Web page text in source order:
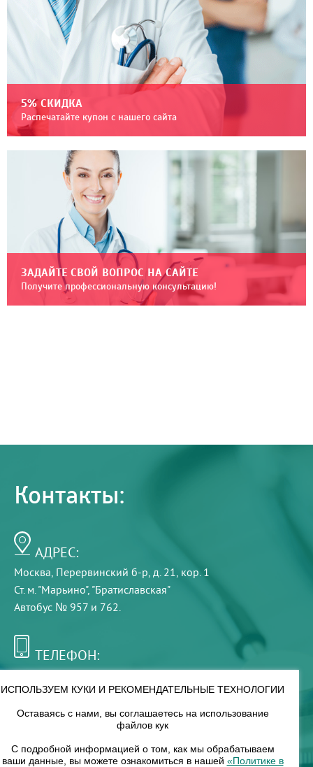
5% СКИДКА
Распечатайте купон с нашего сайта
ЗАДАЙТЕ СВОЙ ВОПРОС НА САЙТЕ
Получите профессиональную консультацию!
Контакты:
АДРЕС:
Москва, Перервинский б-р, д. 21, кор. 1
Ст. м. "Марьино", "Братиславская"
Автобус № 957 и 762.
ТЕЛЕФОН:
РЕЖИМ РАБОТЫ:
8 — 18
ИСПОЛЬЗУЕМ КУКИ И РЕКОМЕНДАТЕЛЬНЫЕ ТЕХНОЛОГИИ
Оставаясь с нами, вы соглашаетесь на использование
файлов кук
С подробной информацией о том, как мы обрабатываем
ваши данные, вы можете ознакомиться в нашей «Политике в